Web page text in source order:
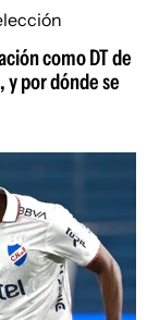
como DT de
y por dónde se